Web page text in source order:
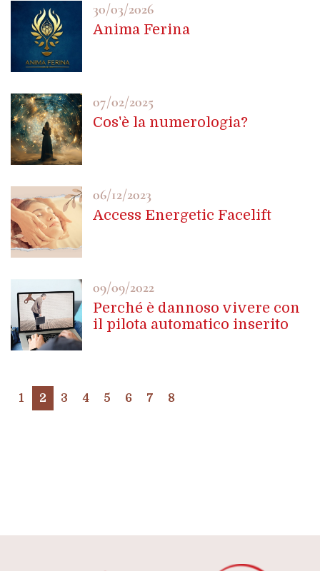
30/03/2026
Anima Ferina
07/02/2025
Cos'è la numerologia?
06/12/2023
Access Energetic Facelift
09/09/2022
Perché è dannoso vivere con
il pilota automatico inserito
1 2 3 4 5 6 7 8